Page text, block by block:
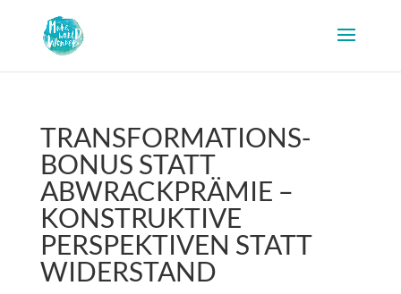
TRANSFORMATIONS-
BONUS STATT
ABWRACKPRÄMIE –
KONSTRUKTIVE
PERSPEKTIVEN STATT
WIDERSTAND